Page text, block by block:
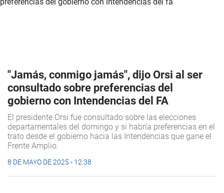
"Jamás, conmigo jamás", dijo Orsi al ser
consultado sobre preferencias del
gobierno con Intendencias del FA
El presidente Orsi fue consultado sobre las elecciones
departamentales del domingo y si habría preferencias en el
trato desde el gobierno hacia las Intendencias que gane el
Frente Amplio.
8 DE MAYO DE 2025 - 12:38